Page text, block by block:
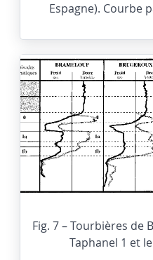
Espagne). Courbe
Fig. 7 – Tourbières de
Taphanel 1 et